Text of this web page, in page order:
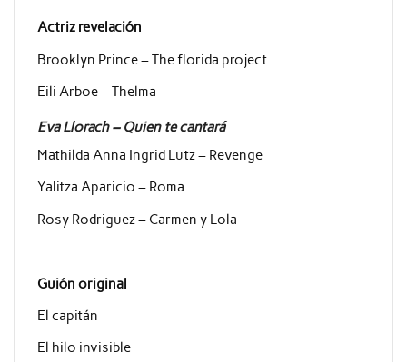
Actriz revelación
Brooklyn Prince – The florida project
Eili Arboe – Thelma
Eva Llorach – Quien te cantará
Mathilda Anna Ingrid Lutz – Revenge
Yalitza Aparicio – Roma
Rosy Rodriguez – Carmen y Lola
Guión original
El capitán
El hilo invisible